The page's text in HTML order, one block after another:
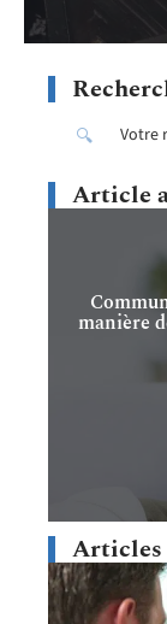
Article
manière
Articles